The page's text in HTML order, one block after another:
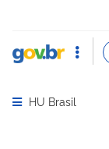
Abrir menu
HU Brasil